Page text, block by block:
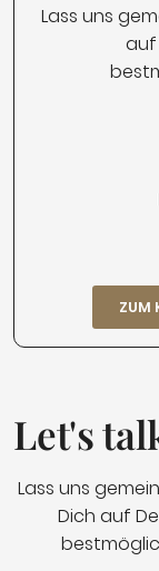
Lass uns
auf
ZUM
Let's
Lass uns
Dich auf